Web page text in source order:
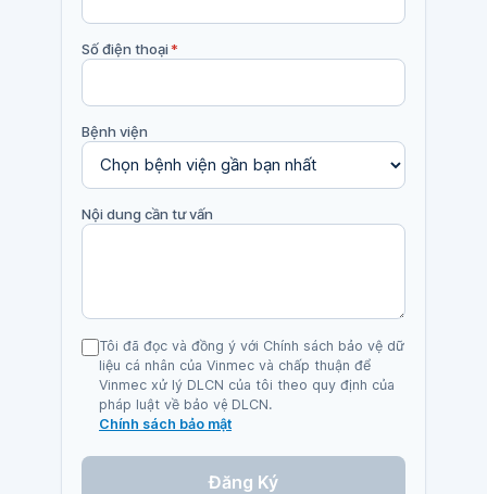
Số điện thoại*
Bệnh viện
Nội dung cần tư vấn
Tôi đã đọc và đồng ý với Chính sách bảo vệ dữ
liệu cá nhân của Vinmec và chấp thuận để
Vinmec xử lý DLCN của tôi theo quy định của
pháp luật về bảo vệ DLCN.
Chính sách bảo mật
Đăng Ký